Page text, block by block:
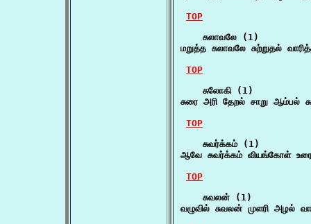
TOP
    சுலாவலே (1)
மறுத்த சுலாவலே சுற்றுதல்
TOP
    சுலோகி (1)
சுரை அரி தேறல் சாறு ஆம்பல்
TOP
    சுவர்க்கம் (1)
ஆவே சுவர்க்கம் வியங்கோள்
TOP
    சுவலன் (1)
வழுவில் சுவலன் முளரி அழல்